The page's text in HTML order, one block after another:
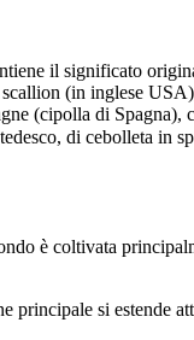
il significato
(in inglese
(cipolla di
di cebolleta in
è coltivata
si estende